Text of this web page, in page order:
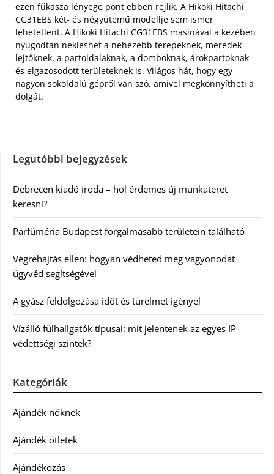
ezen fűkasza lényege pont ebben rejlik. A Hikoki Hitachi
CG31EBS két- és négyütemű modellje sem ismer
lehetetlent. A Hikoki Hitachi CG31EBS masinával a kezében
nyugodtan nekieshet a nehezebb terepeknek, meredek
lejtőknek, a partoldalaknak, a domboknak, árokpartoknak
és elgazosodott területeknek is. Világos hát, hogy egy
nagyon sokoldalú gépről van szó, amivel megkönnyítheti a
dolgát.
Legutóbbi bejegyzések
Debrecen kiadó iroda – hol érdemes új munkateret
keresni?
Parfüméria Budapest forgalmasabb területein található
Végrehajtás ellen: hogyan védheted meg vagyonodat
ügyvéd segítségével
A gyász feldolgozása időt és türelmet igényel
Vízálló fülhallgatók típusai: mit jelentenek az egyes IP-
védettségi szintek?
Kategóriák
Ajándék nőknek
Ajándék ötletek
Ajándékozás